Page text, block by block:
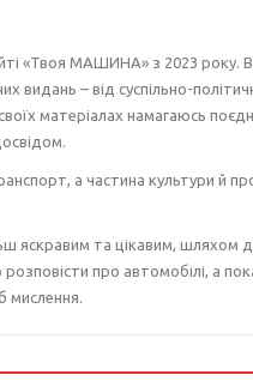
«Твоя МАШИНА» з 2023 року. В
видань – від суспільно-
матеріалах намагаюсь
а частина культури й
яскравим та цікавим, шляхом
про автомобілі, а
мислення.